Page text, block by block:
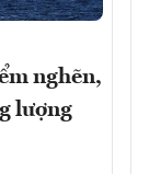
nghẽn,
lượng